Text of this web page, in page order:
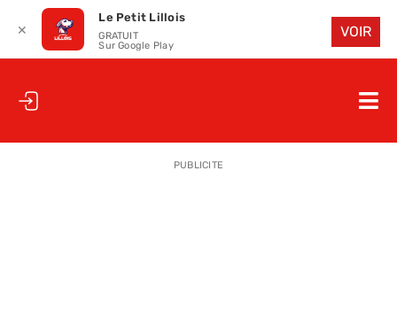
à
PUBLICITE
✕
Le Petit Lillois
GRATUIT
Sur Google Play
VOIR